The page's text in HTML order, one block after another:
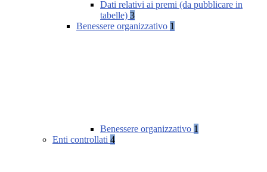
Dati relativi ai premi (da pubblicare in
tabelle) 3
Benessere organizzativo 1
Benessere organizzativo 1
Enti controllati 4